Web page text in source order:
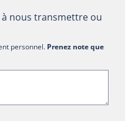
nous transmettre ou
personnel. Prenez note que